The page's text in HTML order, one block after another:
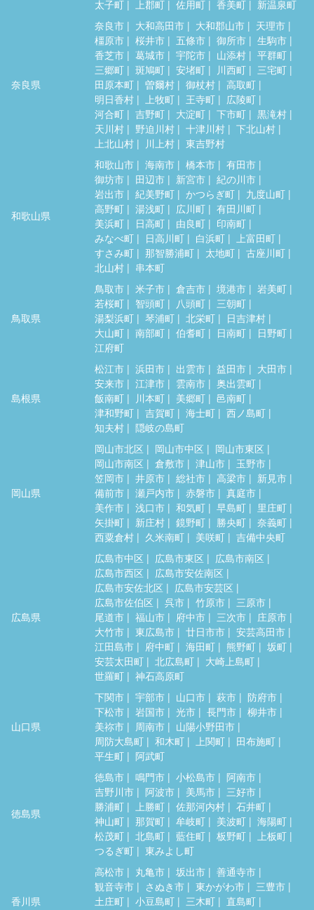
太子町 上郡町 佐用町 香美町 新温泉町
奈良県
奈良市 大和高田市 大和郡山市
天理市
橿原市
桜井市 五條市 御所市
生駒市
香芝市
葛城市 宇陀市 山添村
平群町
三郷町
斑鳩町 安堵町 川西町
三宅町
田原本町
曽爾村 御杖村
高取町
明日香村
上牧町 王寺町
広陵町
河合町
吉野町 大淀町 下市町
黒滝村
天川村
野迫川村 十津川村
下北山村
上北山村
川上村 東吉野村
和歌山県
和歌山市 海南市 橋本市
有田市
御坊市
田辺市 新宮市
紀の川市
岩出市
紀美野町 かつらぎ町
九度山町
高野町
湯浅町 広川町
有田川町
美浜町
日高町 由良町
印南町
みなべ町
日高川町 白浜町
上富田町
すさみ町
那智勝浦町 太地町
古座川町
北山村
串本町
鳥取県
鳥取市 米子市 倉吉市 境港市
岩美町
若桜町
智頭町 八頭町
三朝町
湯梨浜町
琴浦町 北栄町
日吉津村
大山町
南部町 伯耆町 日南町
日野町
江府町
島根県
松江市 浜田市 出雲市 益田市
大田市
安来市
江津市 雲南市
奥出雲町
飯南町
川本町 美郷町
邑南町
津和野町
吉賀町 海士町
西ノ島町
知夫村
隠岐の島町
岡山県
岡山市北区 岡山市中区
岡山市東区
岡山市南区
倉敷市 津山市
玉野市
笠岡市
井原市 総社市 高梁市
新見市
備前市
瀬戸内市 赤磐市
真庭市
美作市
浅口市 和気町 早島町
里庄町
矢掛町
新庄村 鏡野町 勝央町
奈義町
西粟倉村
久米南町 美咲町 吉備中央町
広島県
広島市中区 広島市東区
広島市南区
広島市西区
広島市安佐南区
広島市安佐北区
広島市安芸区
広島市佐伯区
呉市 竹原市
三原市
尾道市
福山市 府中市 三次市
庄原市
大竹市
東広島市 廿日市市
安芸高田市
江田島市
府中町 海田町 熊野町
坂町
安芸太田町
北広島町
大崎上島町
世羅町
神石高原町
山口県
下関市 宇部市 山口市 萩市
防府市
下松市
岩国市 光市 長門市
柳井市
美祢市
周南市
山陽小野田市
周防大島町
和木町 上関町
田布施町
平生町
阿武町
徳島県
徳島市 鳴門市 小松島市
阿南市
吉野川市
阿波市 美馬市
三好市
勝浦町
上勝町 佐那河内村
石井町
神山町
那賀町 牟岐町 美波町
海陽町
松茂町
北島町 藍住町 板野町
上板町
つるぎ町
東みよし町
香川県
高松市 丸亀市 坂出市
善通寺市
観音寺市
さぬき市 東かがわ市
三豊市
土庄町
小豆島町 三木町
直島町